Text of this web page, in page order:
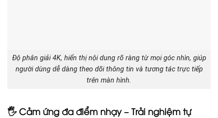
Độ phân giải 4K, hiển thị nội dung rõ ràng từ mọi góc nhìn, giúp
người dùng dễ dàng theo dõi thông tin và tương tác trực tiếp
trên màn hình.
🖐️ Cảm ứng đa điểm nhạy – Trải nghiệm tự